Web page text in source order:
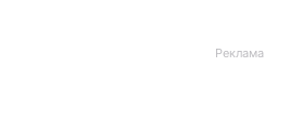
Реклама